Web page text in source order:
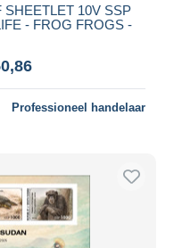
10V SSP
- FROG FROGS -
Professioneel handelaar